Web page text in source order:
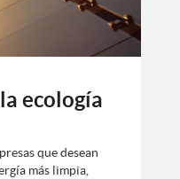
ecología
que desean
más limpia,